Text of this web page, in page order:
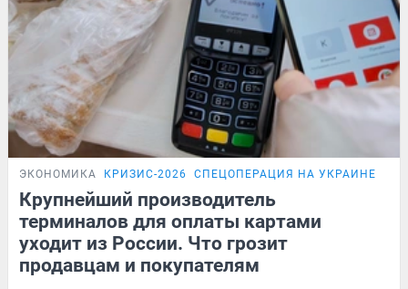
ЭКОНОМИКА КРИЗИС-2026 СПЕЦОПЕРАЦИЯ НА УКРАИНЕ
Крупнейший производитель
терминалов для оплаты картами
уходит из России. Что грозит
продавцам и покупателям